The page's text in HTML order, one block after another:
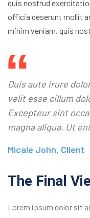
quis nostrud
officia deserunt mollit
minim veniam, quis
Duis aute irure
velit esse cillum
Excepteur sint
magna aliqua. Ut
Micale John, Client
The Final
Lorem ipsum dolor sit